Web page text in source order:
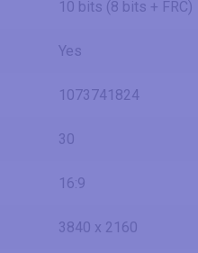
10 bits (8 bits + FRC)
Yes
1073741824
30
16:9
3840 x 2160